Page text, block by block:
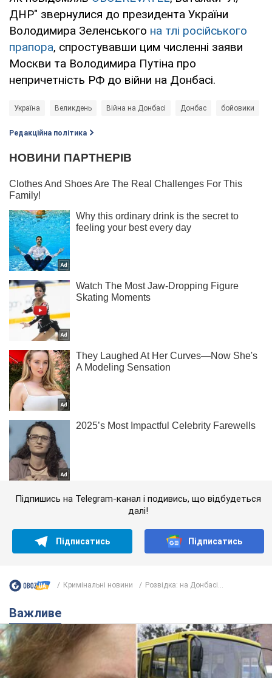
ДНР" звернулися до президента України
Володимира Зеленського на тлі російського
прапора, спростувавши цим численні заяви
Москви та Володимира Путіна про
непричетність РФ до війни на Донбасі.
Україна Великдень Війна на Донбасі Донбас бойовики
Редакційна політика
Підпишись на Telegram-канал і подивись, що відбудеться
далі!
Підписатись Підписатись
Кримінальні новини Розвідка: на Донбасі...
Важливе